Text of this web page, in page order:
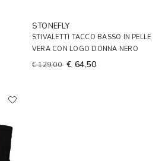
STONEFLY
STIVALETTI TACCO BASSO IN PELLE
VERA CON LOGO DONNA NERO
€ 129,00 € 64,50